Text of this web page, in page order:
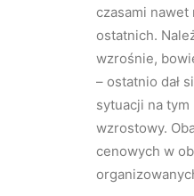
czasami
ostatnich.
wzrośnie,
– ostatnio dał
sytuacji na
wzrostowy.
cenowych w